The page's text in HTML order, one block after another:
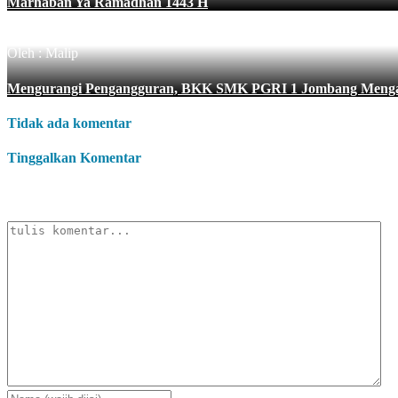
Oleh : Malip
Mengurangi Pengangguran, BKK SMK PGRI 1 Jombang
Tidak ada komentar
Tinggalkan Komentar